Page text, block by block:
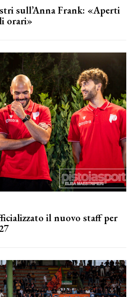
sull’Anna Frank: «Aperti
orari»
il nuovo staff per